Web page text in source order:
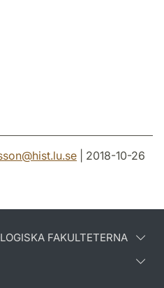
@hist.lu.se | 2018-10-26
FAKULTETERNA